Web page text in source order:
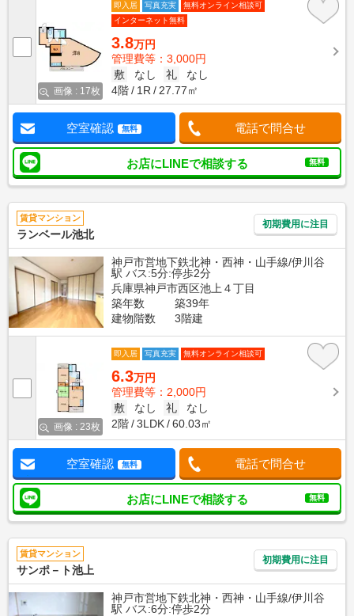
画像 : 17枚
即入居 写真充実
無料オンライン相談可
インターネット無料
3.8万円
管理費等：3,000円
敷
なし 礼
なし
4階
1R 27.77㎡
空室確認 無料 電話で問合せ
お店にLINEで相談する 無料
賃貸マンション
ランベール池北
初期費用に注目
神戸市営地下鉄北神・西神・山手線/伊川谷
駅 バス:5分:停歩2分
兵庫県神戸市西区池上４丁目
築年数
築39年
建物階数
3階建
画像 : 23枚
即入居 写真充実 無料オンライン相談可
6.3万円
管理費等：2,000円
敷
なし 礼
なし
2階
3LDK 60.03㎡
空室確認 無料 電話で問合せ
お店にLINEで相談する 無料
賃貸マンション
サンポ－ト池上
初期費用に注目
神戸市営地下鉄北神・西神・山手線/伊川谷
駅 バス:6分:停歩2分